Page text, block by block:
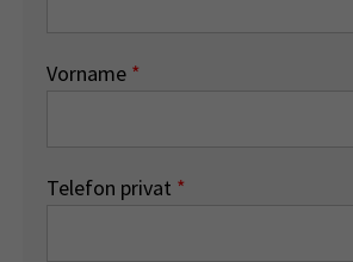
Vorname *
Telefon privat *